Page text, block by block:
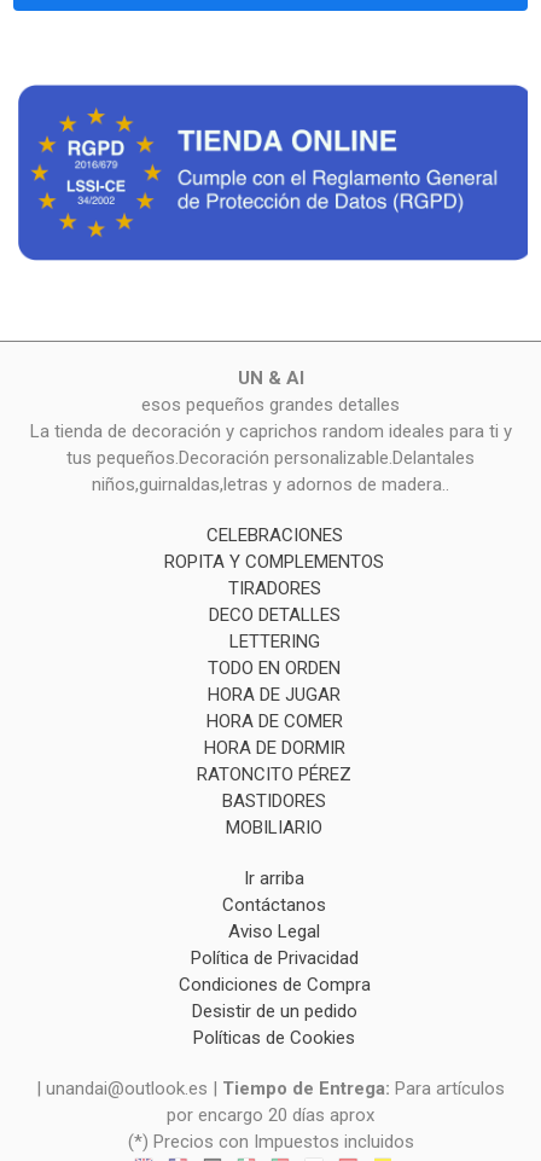
UN & AI
esos pequeños grandes detalles
La tienda de decoración y caprichos random ideales para ti y
tus pequeños.Decoración personalizable.Delantales
niños,guirnaldas,letras y adornos de madera..
CELEBRACIONES
ROPITA Y COMPLEMENTOS
TIRADORES
DECO DETALLES
LETTERING
TODO EN ORDEN
HORA DE JUGAR
HORA DE COMER
HORA DE DORMIR
RATONCITO PÉREZ
BASTIDORES
MOBILIARIO
Ir arriba
Contáctanos
Aviso Legal
Política de Privacidad
Condiciones de Compra
Desistir de un pedido
Políticas de Cookies
| unandai@outlook.es | Tiempo de Entrega: Para artículos
por encargo 20 días aprox
(*) Precios con Impuestos incluidos